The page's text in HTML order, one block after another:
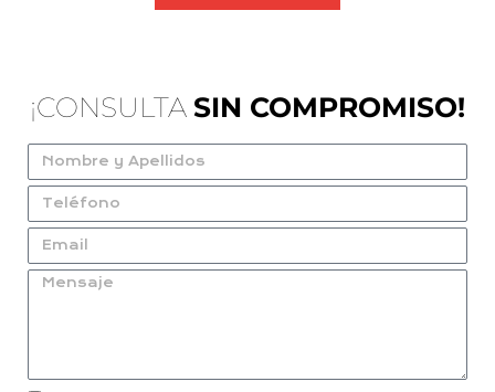
¡CONSULTA SIN COMPROMISO!